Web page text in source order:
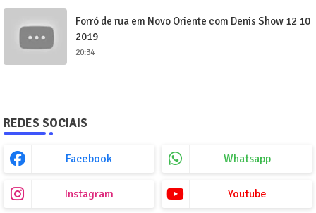
Forró de rua em Novo Oriente com Denis Show 12 10
2019
20:34
REDES SOCIAIS
Facebook Whatsapp
Instagram Youtube